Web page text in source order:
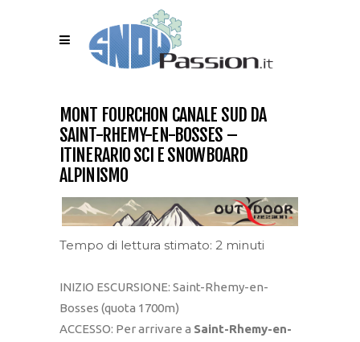
MONT FOURCHON CANALE SUD DA
SAINT-RHEMY-EN-BOSSES –
ITINERARIO SCI E SNOWBOARD
ALPINISMO
Tempo di lettura stimato: 2 minuti
INIZIO ESCURSIONE: Saint-Rhemy-en-
Bosses (quota 1700m)
ACCESSO: Per arrivare a Saint-Rhemy-en-